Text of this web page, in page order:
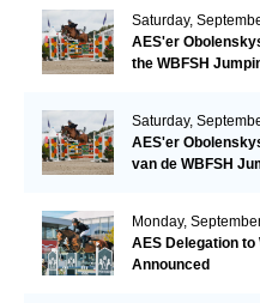
Saturday,
AES'er
the WBFSH
Saturday,
AES'er
van de WBFSH
Monday,
AES Delegation to
Announced